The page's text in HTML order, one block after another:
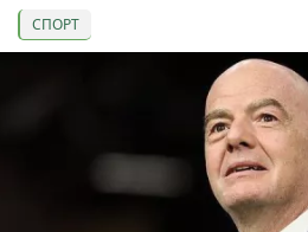
СПОРТ